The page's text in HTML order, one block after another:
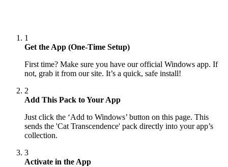
1
Get the App (One-Time Setup)
First time? Make sure you have our official Windows app. If
not, grab it from our site. It’s a quick, safe install!
2
Add This Pack to Your App
Just click the ‘Add to Windows’ button on this page. This
sends the 'Cat Transcendence' pack directly into your app’s
collection.
3
Activate in the App